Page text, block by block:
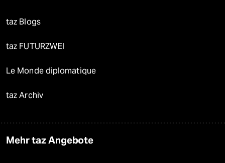
taz Blogs
taz FUTURZWEI
Le Monde diplomatique
taz Archiv
Mehr taz Angebote